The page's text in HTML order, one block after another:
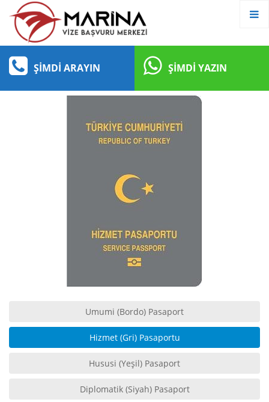
ŞIMDI ARAYIN ŞIMDI YAZIN
Umumi (Bordo) Pasaport
Hizmet (Gri) Pasaportu
Hususi (Yeşil) Pasaport
Diplomatik (Siyah) Pasaport